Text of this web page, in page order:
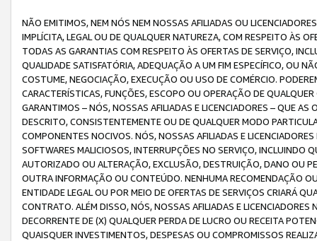
NÃO EMITIMOS, NEM NÓS NEM NOSSAS AFILIADAS OU
IMPLÍCITA, LEGAL OU DE QUALQUER NATUREZA, COM RESPEITO ÀS
TODAS AS GARANTIAS COM RESPEITO ÀS OFERTAS DE SERVIÇO,
QUALIDADE SATISFATÓRIA, ADEQUAÇÃO A UM FIM ESPECÍFICO, OU
COSTUME, NEGOCIAÇÃO, EXECUÇÃO OU USO DE COMÉRCIO.
CARACTERÍSTICAS, FUNÇÕES, ESCOPO OU OPERAÇÃO DE
GARANTIMOS – NÓS, NOSSAS AFILIADAS E LICENCIADORES – QUE
DESCRITO, CONSISTENTEMENTE OU DE QUALQUER MODO
COMPONENTES NOCIVOS. NÓS, NOSSAS AFILIADAS E
SOFTWARES MALICIOSOS, INTERRUPÇÕES NO SERVIÇO, INCLUINDO
AUTORIZADO OU ALTERAÇÃO, EXCLUSÃO, DESTRUIÇÃO, DANO OU
OUTRA INFORMAÇÃO OU CONTEÚDO. NENHUMA RECOMENDAÇÃO
ENTIDADE LEGAL OU POR MEIO DE OFERTAS DE SERVIÇOS CRIARÁ
CONTRATO. ALÉM DISSO, NÓS, NOSSAS AFILIADAS E
DECORRENTE DE (X) QUALQUER PERDA DE LUCRO OU RECEITA
QUAISQUER INVESTIMENTOS, DESPESAS OU COMPROMISSOS